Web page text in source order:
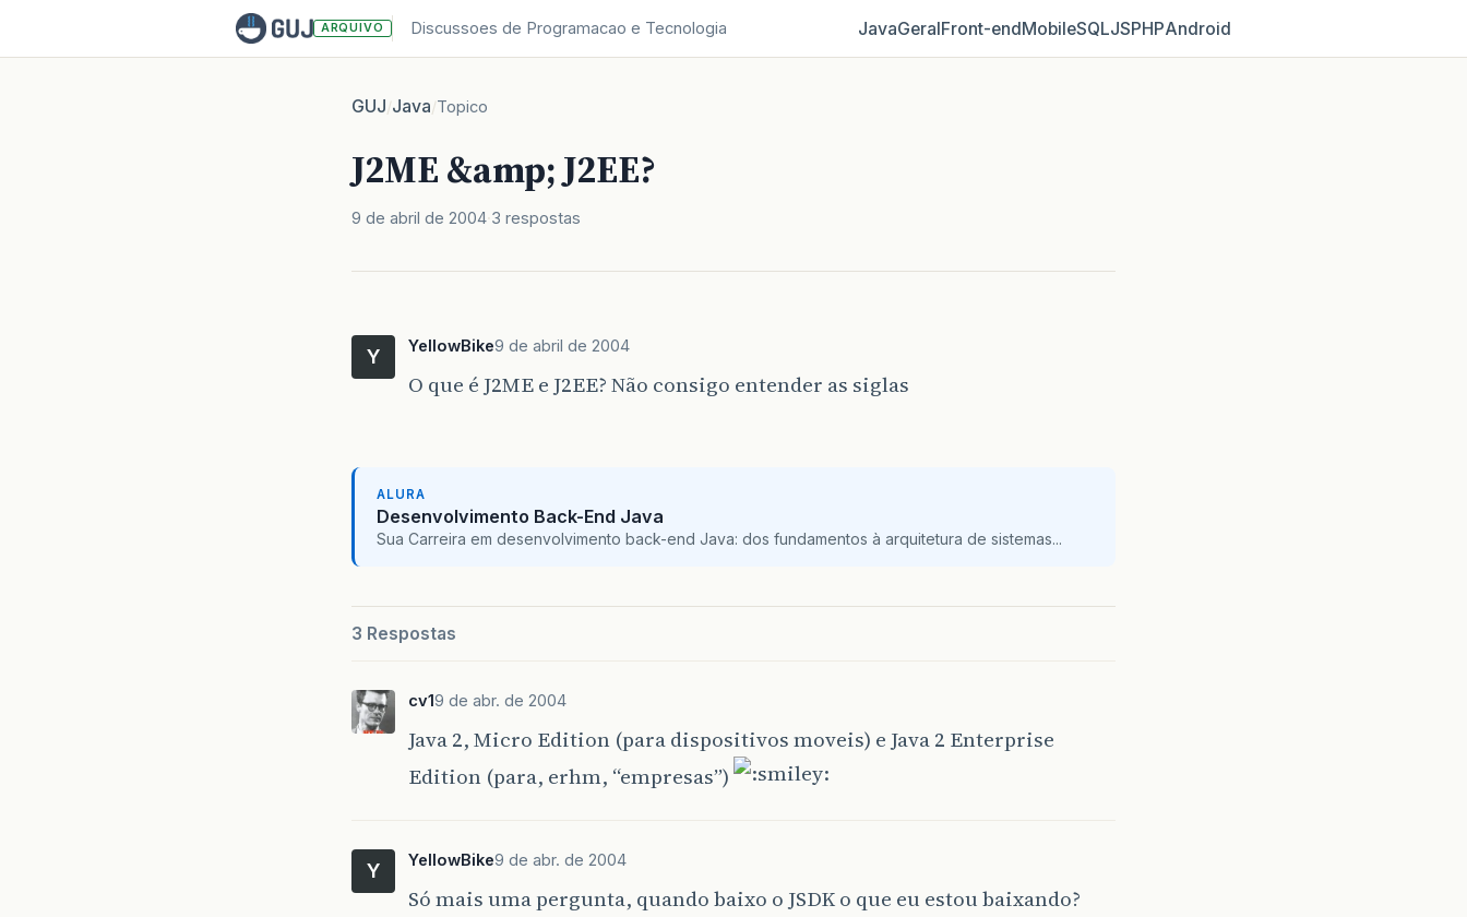
ARQUIVO Discussoes de Programacao e Tecnologia JavaGeralFront‑endMobileSQLJSPHPAndroid
GUJ/Java/Topico
J2ME &amp; J2EE?
9 de abril de 2004 3 respostas
Y YellowBike9 de abril de 2004
O que é J2ME e J2EE? Não consigo entender as siglas
ALURA
Desenvolvimento Back-End Java
Sua Carreira em desenvolvimento back-end Java: dos fundamentos à arquitetura de sistemas...
3 Respostas
cv19 de abr. de 2004
Java 2, Micro Edition (para dispositivos moveis) e Java 2 Enterprise
Edition (para, erhm, “empresas”)
Y YellowBike9 de abr. de 2004
Só mais uma pergunta, quando baixo o JSDK o que eu estou baixando?